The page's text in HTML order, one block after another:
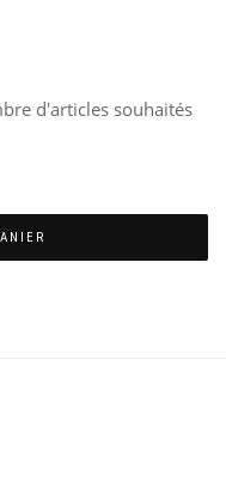
d'articles souhaités